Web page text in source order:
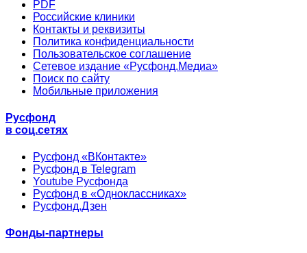
PDF
Российские клиники
Контакты и реквизиты
Политика конфиденциальности
Пользовательское соглашение
Сетевое издание «Русфонд.Медиа»
Поиск по сайту
Мобильные приложения
Русфонд
в соц.сетях
Русфонд «ВКонтакте»
Русфонд в Telegram
Youtube Русфонда
Русфонд в «Одноклассниках»
Русфонд.Дзен
Фонды-партнеры